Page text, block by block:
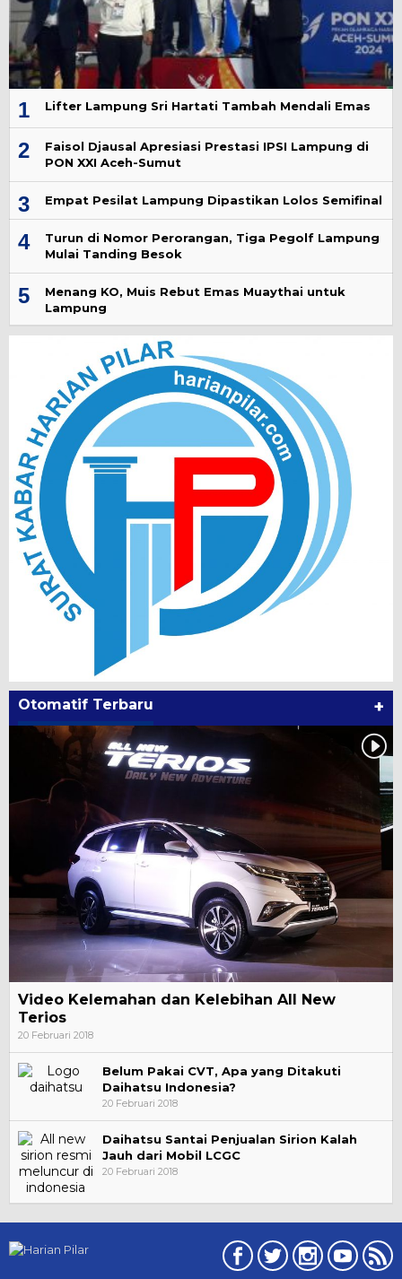
1 Lifter Lampung Sri Hartati Tambah Mendali Emas
2
Faisol Djausal Apresiasi Prestasi IPSI Lampung di
PON XXI Aceh-Sumut
3 Empat Pesilat Lampung Dipastikan Lolos Semifinal
4
Turun di Nomor Perorangan, Tiga Pegolf Lampung
Mulai Tanding Besok
5
Menang KO, Muis Rebut Emas Muaythai untuk
Lampung
Otomatif Terbaru +
Video Kelemahan dan Kelebihan All New
Terios
20 Februari 2018
Belum Pakai CVT, Apa yang Ditakuti
Daihatsu Indonesia?
20 Februari 2018
Daihatsu Santai Penjualan Sirion Kalah
Jauh dari Mobil LCGC
20 Februari 2018